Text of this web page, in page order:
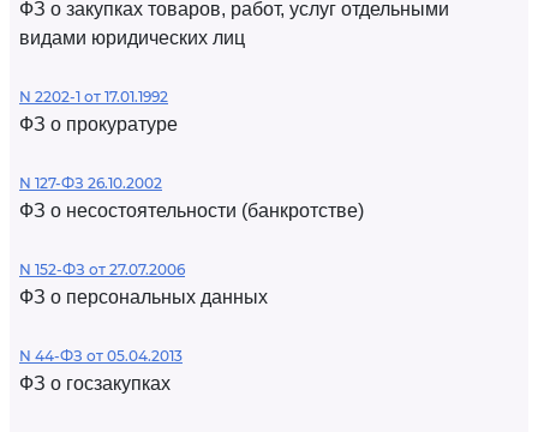
ФЗ о закупках товаров, работ, услуг отдельными
видами юридических лиц
N 2202-1 от 17.01.1992
ФЗ о прокуратуре
N 127-ФЗ 26.10.2002
ФЗ о несостоятельности (банкротстве)
N 152-ФЗ от 27.07.2006
ФЗ о персональных данных
N 44-ФЗ от 05.04.2013
ФЗ о госзакупках